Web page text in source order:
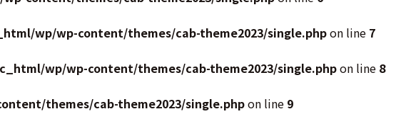
wp/wp-content/themes/cab-theme2023/single.phpon line 7
wp/wp-content/themes/cab-theme2023/single.phpon line 8
themes/cab-theme2023/single.phpon line 9